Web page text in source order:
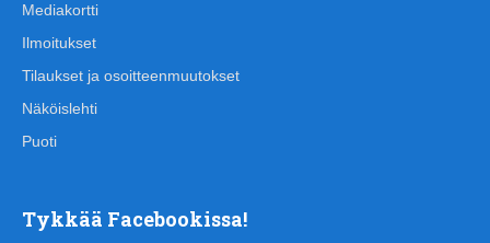
Mediakortti
Ilmoitukset
Tilaukset ja osoitteenmuutokset
Näköislehti
Puoti
Tykkää Facebookissa!